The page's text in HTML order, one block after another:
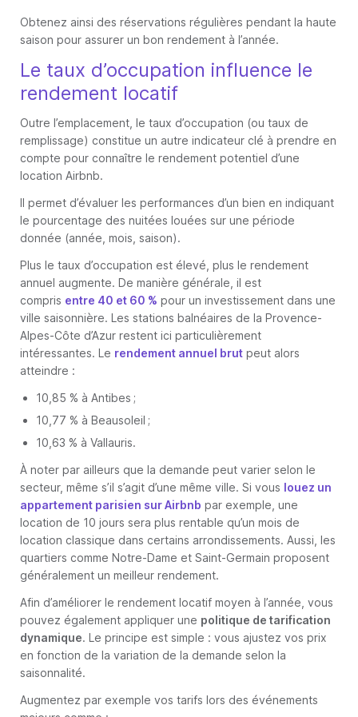
Obtenez ainsi des réservations régulières pendant la haute
saison pour assurer un bon rendement à l’année.
Le taux d’occupation influence le
rendement locatif
Outre l’emplacement, le taux d’occupation (ou taux de
remplissage) constitue un autre indicateur clé à prendre en
compte pour connaître le rendement potentiel d’une
location Airbnb.
Il permet d’évaluer les performances d’un bien en indiquant
le pourcentage des nuitées louées sur une période
donnée (année, mois, saison).
Plus le taux d’occupation est élevé, plus le rendement
annuel augmente. De manière générale, il est
compris entre 40 et 60 % pour un investissement dans une
ville saisonnière. Les stations balnéaires de la Provence-
Alpes-Côte d’Azur restent ici particulièrement
intéressantes. Le rendement annuel brut peut alors
atteindre :
10,85 % à Antibes ;
10,77 % à Beausoleil ;
10,63 % à Vallauris.
À noter par ailleurs que la demande peut varier selon le
secteur, même s’il s’agit d’une même ville. Si vous louez un
appartement parisien sur Airbnb par exemple, une
location de 10 jours sera plus rentable qu’un mois de
location classique dans certains arrondissements. Aussi, les
quartiers comme Notre-Dame et Saint-Germain proposent
généralement un meilleur rendement.
Afin d’améliorer le rendement locatif moyen à l’année, vous
pouvez également appliquer une politique de tarification
dynamique. Le principe est simple : vous ajustez vos prix
en fonction de la variation de la demande selon la
saisonnalité.
Augmentez par exemple vos tarifs lors des événements